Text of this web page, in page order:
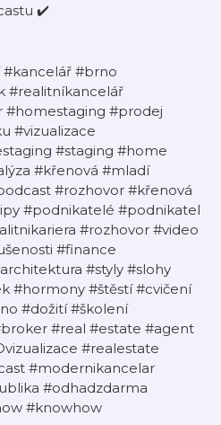
✔️
#brno
#realitníkancelář
#prodej
#vizualizace
#staging #home
#křenová #mladí
#rozhovor #křenová
#podnikatelé #podnikatel
#rozhovor #video
#finance
#styly #slohy
#hormony #štěstí #cvičení
#dožití #školení
#real #estate #agent
#realestate
#modernikancelar
#odhadzdarma
#knowhow